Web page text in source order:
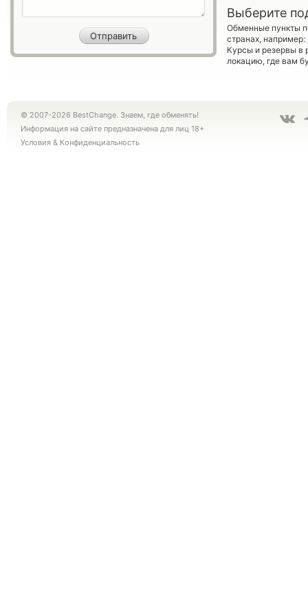
Выберите
Обменные пункты
странах, например:
Курсы и резервы в
локацию, где вам
© 2007-2026 BestChange. Знаем, где обменять!
Информация на сайте предназначена для лиц 18+
Условия & Конфиденциальность